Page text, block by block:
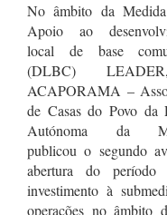
No âmbito da
Apoio ao
local de base
(DLBC)
ACAPORAMA –
de Casas do Povo da
Autónoma da
publicou o segundo
abertura do período
investimento à
operações no âmbito